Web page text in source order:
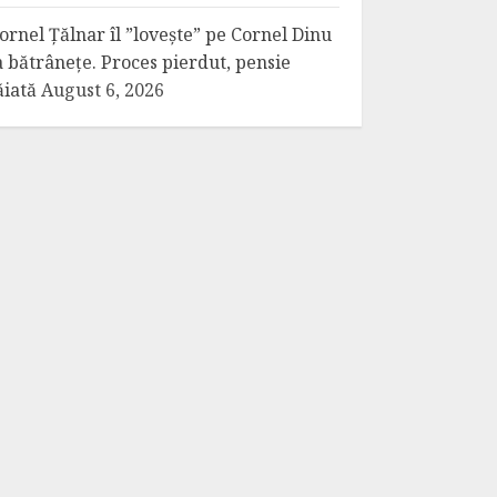
Țălnar îl ”lovește” pe Cornel Dinu
bătrânețe. Proces pierdut, pensie
August 6, 2026